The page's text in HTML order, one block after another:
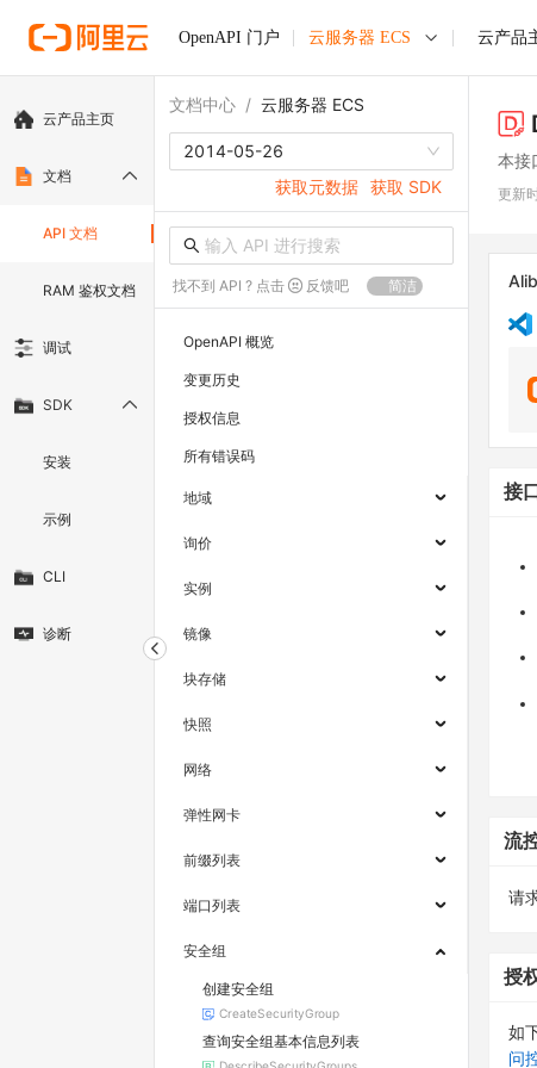
OpenAPI 门户 云服务器 ECS 云产品
云产品主页
文档
API 文档
RAM 鉴权文档
调试
SDK
安装
示例
CLI
诊断
文档中心 / 云服务器 ECS
2014-05-26
获取元数据 获取 SDK
找不到 API ? 点击 反馈吧 简洁
OpenAPI 概览
变更历史
授权信息
所有错误码
地域
询价
实例
镜像
块存储
快照
网络
弹性网卡
前缀列表
端口列表
安全组
创建安全组
CreateSecurityGroup
查询安全组基本信息列表
本接
更新
接
流
请
授
如
问